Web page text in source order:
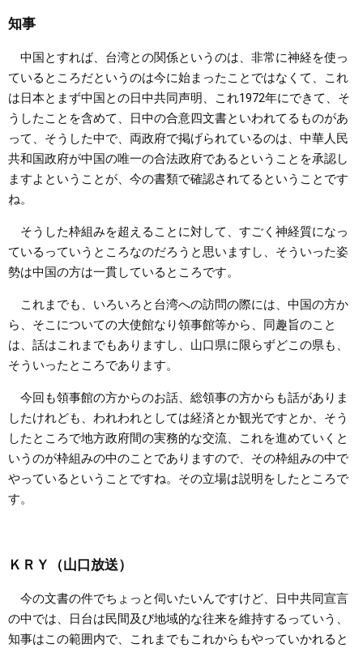
知事
中国とすれば、台湾との関係というのは、非常に神経を使っ
ているところだというのは今に始まったことではなくて、これ
は日本とまず中国との日中共同声明、これ1972年にできて、そ
うしたことを含めて、日中の合意四文書といわれてるものがあ
って、そうした中で、両政府で掲げられているのは、中華人民
共和国政府が中国の唯一の合法政府であるということを承認し
ますよということが、今の書類で確認されてるということです
ね。
そうした枠組みを超えることに対して、すごく神経質になっ
ているっていうところなのだろうと思いますし、そういった姿
勢は中国の方は一貫しているところです。
これまでも、いろいろと台湾への訪問の際には、中国の方か
ら、そこについての大使館なり領事館等から、同趣旨のこと
は、話はこれまでもありますし、山口県に限らずどこの県も、
そういったところであります。
今回も領事館の方からのお話、総領事の方からも話がありま
したけれども、われわれとしては経済とか観光ですとか、そう
したところで地方政府間の実務的な交流、これを進めていくと
いうのが枠組みの中のことでありますので、その枠組みの中で
やっているということですね。その立場は説明をしたところで
す。
ＫＲＹ（山口放送）
今の文書の件でちょっと伺いたいんですけど、日中共同宣言
の中では、日台は民間及び地域的な往来を維持するっていう、
知事はこの範囲内で、これまでもこれからもやっていかれると